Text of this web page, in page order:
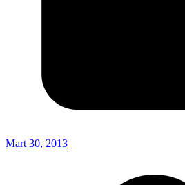
Mart 30, 2013